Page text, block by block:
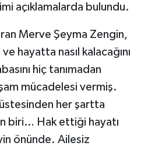
açıklamalarda bulundu.
Merve Şeyma Zengin,
hayatta nasıl kalacağını
hiç tanımadan
mücadelesi vermiş.
üstesinden her şartta
biri… Hak ettiği hayatı
önünde. Ailesiz